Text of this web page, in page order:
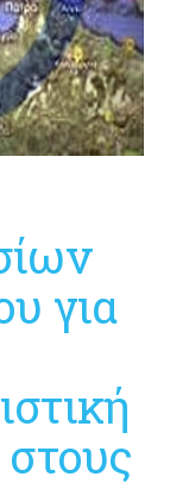
για